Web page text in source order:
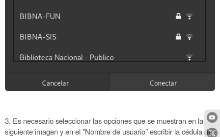
3. Es necesario seleccionar las opciones que se muestran en la
siguiente imagen y en el "Nombre de usuario" escribir la cédula de